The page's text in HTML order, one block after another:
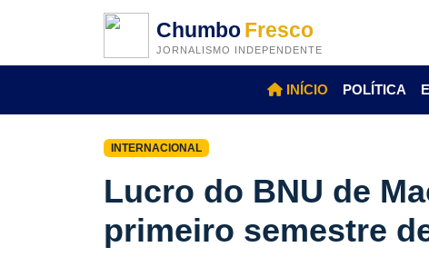
ChumboFresco
JORNALISMO INDEPENDENTE
INÍCIO POLÍTICA
INTERNACIONAL
Lucro do BNU de
primeiro semestre